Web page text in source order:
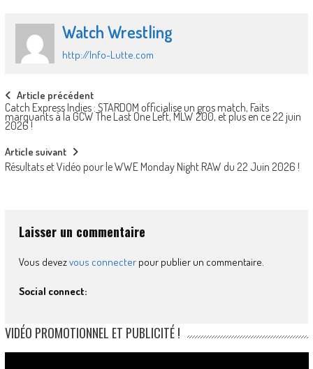
Watch Wrestling
http://Info-Lutte.com
Post
navigation
Article précédent
Catch Express Indies : STARDOM officialise un gros match, Faits
marquants à la GCW The Last One Left, MLW 200, et plus en ce 22 juin
2026 !
Article suivant
Résultats et Vidéo pour le WWE Monday Night RAW du 22 Juin 2026 !
Laisser un commentaire
Vous devezvous connecterpour publier un commentaire.
Social connect:
VIDÉO PROMOTIONNEL ET PUBLICITÉ !